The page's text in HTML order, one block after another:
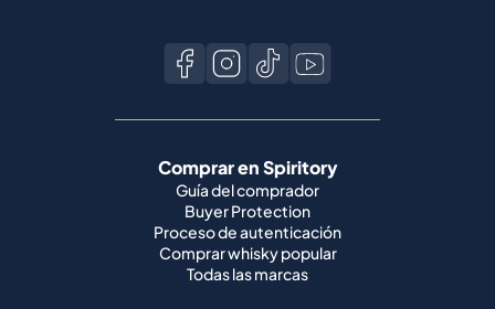
Comprar en Spiritory
Guía del comprador
Buyer Protection
Proceso de autenticación
Comprar whisky popular
Todas las marcas